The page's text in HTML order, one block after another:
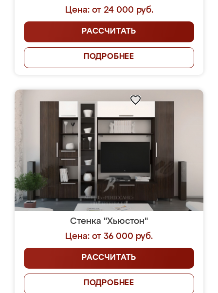
Цена: от 24 000 руб.
РАССЧИТАТЬ
ПОДРОБНЕЕ
Стенка "Хьюстон"
Цена: от 36 000 руб.
РАССЧИТАТЬ
ПОДРОБНЕЕ